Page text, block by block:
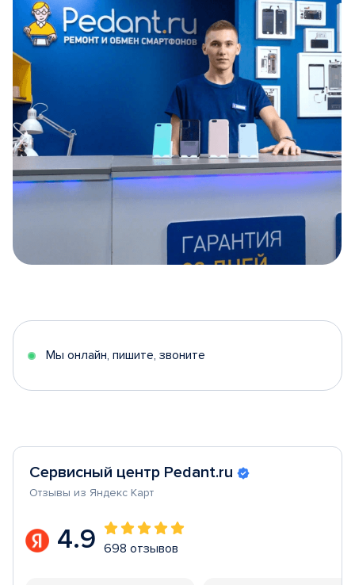
5
Мы онлайн, пишите, звоните
Сервисный центр Pedant.ru
Отзывы из Яндекс Карт
4.9 698 отзывов